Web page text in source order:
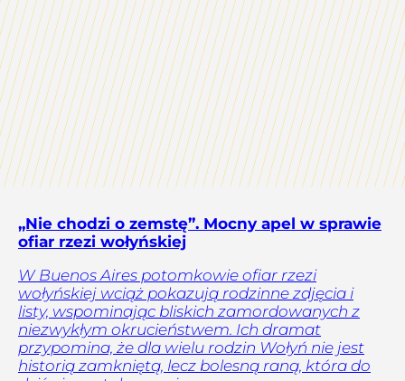
„Nie chodzi o zemstę”. Mocny apel w sprawie
ofiar rzezi wołyńskiej
W Buenos Aires potomkowie ofiar rzezi
wołyńskiej wciąż pokazują rodzinne zdjęcia i
listy, wspominając bliskich zamordowanych z
niezwykłym okrucieństwem. Ich dramat
przypomina, że dla wielu rodzin Wołyń nie jest
historią zamkniętą, lecz bolesną raną, która do